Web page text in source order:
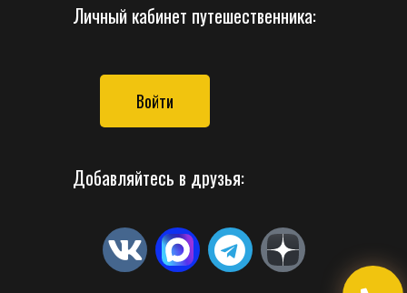
Личный кабинет путешественника:
Войти
Добавляйтесь в друзья: